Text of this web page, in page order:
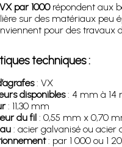
par 1000répondent aux
sur des matériaux peu
pour des travaux
techniques :
: VX
disponibles: 4 mm à 14
: 11,30 mm
du fil : 0,55 mm x 0,70
: acier galvanisé ou acier
: par 1 000 ou 1